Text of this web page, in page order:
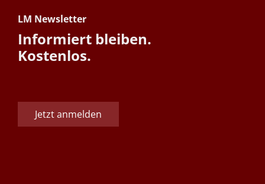
LM Newsletter
Informiert bleiben.
Kostenlos.
Jetzt anmelden